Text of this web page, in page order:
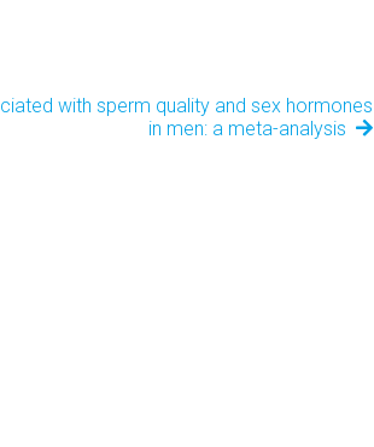
with sperm quality and sex hormones
in men: a meta-analysis